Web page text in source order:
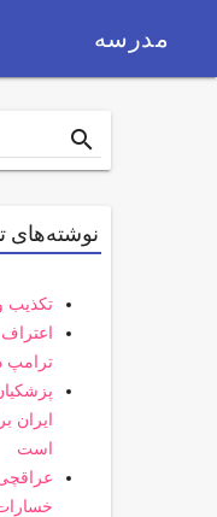
مدرسه
Search
for
search
نوشته‌های
تکذیب
ترامپ
ایران
است